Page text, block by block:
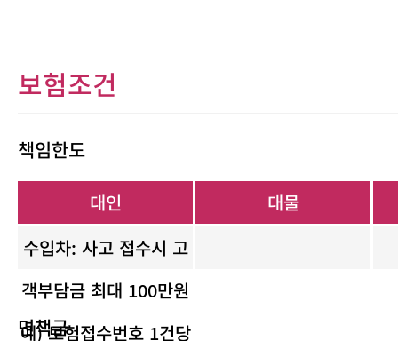
보험조건
책임한도
대인
수입차: 사고 접수시 고
객부담금 최대 100만원
예) 보험접수번호 1건당
대물
면책금